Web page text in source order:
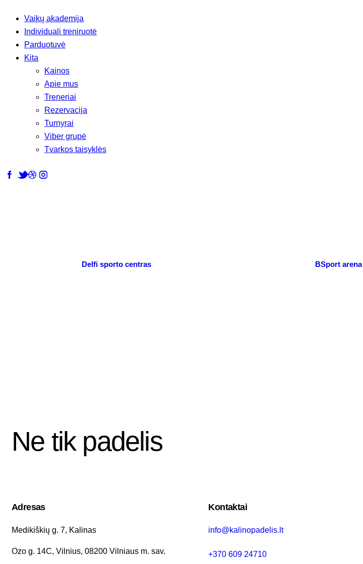
Vaikų akademija
Individuali treniruotė
Parduotuvė
Kita
Kainos
Apie mus
Treneriai
Rezervacija
Turnyrai
Viber grupė
Tvarkos taisyklės
Delfi sporto centras BSport arena
Ne tik padelis
Adresas
Medikiškių g. 7, Kalinas
Ozo g. 14C, Vilnius, 08200 Vilniaus m. sav.
Kontaktai
info@kalinopadelis.lt
+370 609 24710